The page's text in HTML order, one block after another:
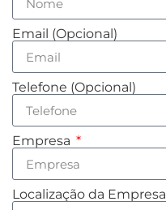
Email (Opcional)
Telefone (Opcional)
Empresa
Localização da Empresa